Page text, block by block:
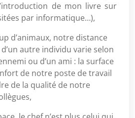
de mon livre sur
par informatique…),
d’animaux, notre distance
d’un autre individu varie selon
ou d’un ami : la surface
de notre poste de travail
de la qualité de notre